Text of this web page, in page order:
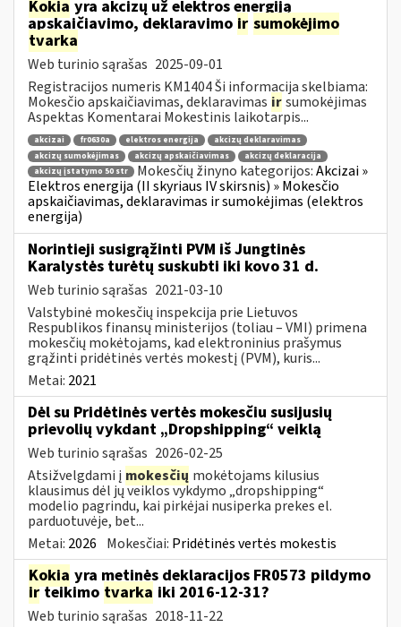
Kokia yra akcizų už elektros energiją
apskaičiavimo, deklaravimo ir sumokėjimo
tvarka
Web turinio sąrašas 2025-09-01
Registracijos numeris KM1404 Ši informacija skelbiama:
Mokesčio apskaičiavimas, deklaravimas irsumokėjimas
Aspektas Komentarai Mokestinis laikotarpis...
akcizai fr0630a elektros energija
akcizų deklaravimas
akcizų sumokėjimas
akcizų apskaičiavimas
akcizų deklaracija
akcizų įstatymo 50 str
Mokesčių žinyno kategorijos:Akcizai »
Elektros energija (II skyriaus IV skirsnis) » Mokesčio
apskaičiavimas, deklaravimas ir sumokėjimas (elektros
energija)
Norintieji susigrąžinti PVM iš Jungtinės
Karalystės turėtų suskubti iki kovo 31 d.
Web turinio sąrašas 2021-03-10
Valstybinė mokesčių inspekcija prie Lietuvos
Respublikos finansų ministerijos (toliau – VMI) primena
mokesčių mokėtojams, kad elektroninius prašymus
grąžinti pridėtinės vertės mokestį (PVM), kuris...
Metai: 2021
Dėl su Pridėtinės vertės mokesčiu susijusių
prievolių vykdant „Dropshipping“ veiklą
Web turinio sąrašas 2026-02-25
Atsižvelgdami į mokesčių mokėtojams kilusius
klausimus dėl jų veiklos vykdymo „dropshipping“
modelio pagrindu, kai pirkėjai nusiperka prekes el.
parduotuvėje, bet...
Metai: 2026 Mokesčiai: Pridėtinės vertės mokestis
Kokia yra metinės deklaracijos FR0573 pildymo
irteikimo tvarka iki 2016-12-31?
Web turinio sąrašas 2018-11-22